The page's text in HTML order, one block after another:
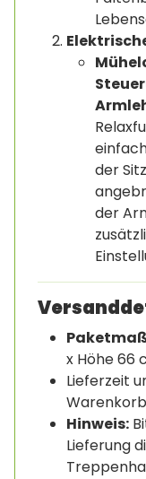
der
der
x Höhe 66
Lieferzeit
Hinweis:
Lieferung